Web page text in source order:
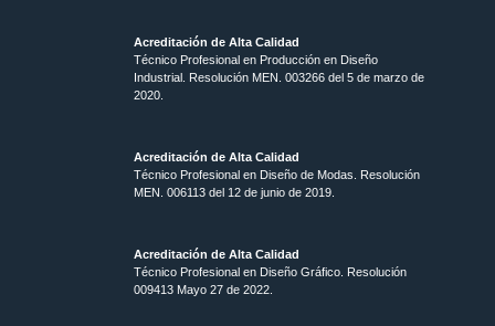
Acreditación de Alta Calidad
Técnico Profesional en Producción en Diseño
Industrial. Resolución MEN. 003266 del 5 de marzo de
2020.
Acreditación de Alta Calidad
Técnico Profesional en Diseño de Modas. Resolución
MEN. 006113 del 12 de junio de 2019.
Acreditación de Alta Calidad
Técnico Profesional en Diseño Gráfico. Resolución
009413 Mayo 27 de 2022.